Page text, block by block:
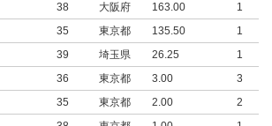
38 大阪府 163.00
1
35 東京都 135.50
1
39 埼玉県 26.25
1
36 東京都 3.00
3
35 東京都 2.00
2